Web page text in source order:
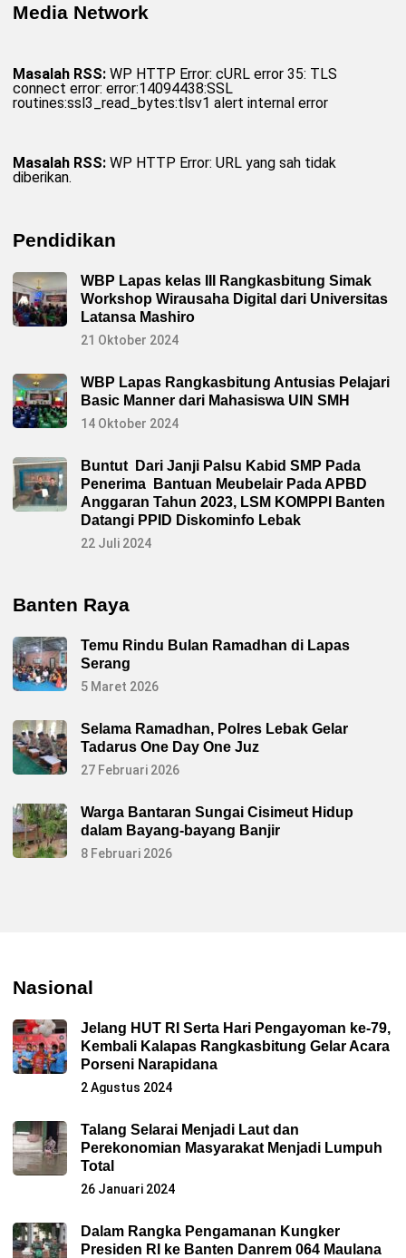
Media Network
Masalah RSS: WP HTTP Error: cURL error 35: TLS
connect error: error:14094438:SSL
routines:ssl3_read_bytes:tlsv1 alert internal error
Masalah RSS: WP HTTP Error: URL yang sah tidak
diberikan.
Pendidikan
WBP Lapas kelas III Rangkasbitung Simak
Workshop Wirausaha Digital dari Universitas
Latansa Mashiro
21 Oktober 2024
WBP Lapas Rangkasbitung Antusias Pelajari
Basic Manner dari Mahasiswa UIN SMH
14 Oktober 2024
Buntut Dari Janji Palsu Kabid SMP Pada
Penerima Bantuan Meubelair Pada APBD
Anggaran Tahun 2023, LSM KOMPPI Banten
Datangi PPID Diskominfo Lebak
22 Juli 2024
Banten Raya
Temu Rindu Bulan Ramadhan di Lapas
Serang
5 Maret 2026
Selama Ramadhan, Polres Lebak Gelar
Tadarus One Day One Juz
27 Februari 2026
Warga Bantaran Sungai Cisimeut Hidup
dalam Bayang-bayang Banjir
8 Februari 2026
Nasional
Jelang HUT RI Serta Hari Pengayoman ke-79,
Kembali Kalapas Rangkasbitung Gelar Acara
Porseni Narapidana
2 Agustus 2024
Talang Selarai Menjadi Laut dan
Perekonomian Masyarakat Menjadi Lumpuh
Total
26 Januari 2024
Dalam Rangka Pengamanan Kungker
Presiden RI ke Banten Danrem 064 Maulana